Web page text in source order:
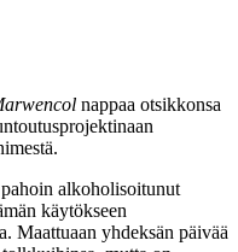
nappaa otsikkonsa
alkoholisoitunut
käytökseen
Maattuaan yhdeksän päivää